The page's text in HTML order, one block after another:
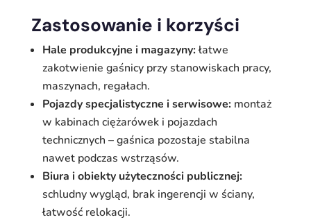
Zastosowanie i korzyści
Hale produkcyjne i magazyny:łatwe
zakotwienie gaśnicy przy stanowiskach pracy,
maszynach, regałach.
Pojazdy specjalistyczne i serwisowe:montaż
w kabinach ciężarówek i pojazdach
technicznych – gaśnica pozostaje stabilna
nawet podczas wstrząsów.
Biura i obiekty użyteczności publicznej:
schludny wygląd, brak ingerencji w ściany,
łatwość relokacji.